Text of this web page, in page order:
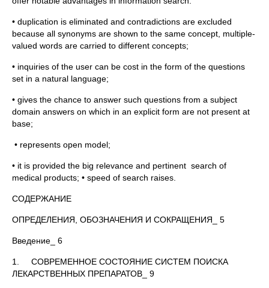
• duplication is eliminated and contradictions are excluded
because all synonyms are shown to the same concept, multiple-
valued words are carried to different concepts;
• inquiries of the user can be cost in the form of the questions
set in a natural language;
• gives the chance to answer such questions from a subject
domain answers on which in an explicit form are not present at
base;
• represents open model;
• it is provided the big relevance and pertinent search of
medical products; • speed of search raises.
СОДЕРЖАНИЕ
ОПРЕДЕЛЕНИЯ, ОБОЗНАЧЕНИЯ И СОКРАЩЕНИЯ_ 5
Введение_ 6
1. СОВРЕМЕННОЕ СОСТОЯНИЕ СИСТЕМ ПОИСКА
ЛЕКАРСТВЕННЫХ ПРЕПАРАТОВ_ 9